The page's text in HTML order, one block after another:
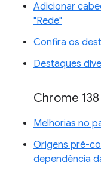
Adicionar
"Rede"
Confira os
Destaques
Chrome 138
Melhorias no
Origens pré-
dependência